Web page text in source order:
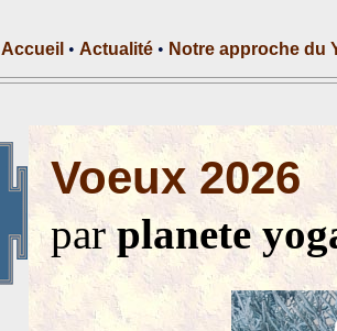
Accueil • Actualité • Notre approche du
Voeux 2026
parplanete